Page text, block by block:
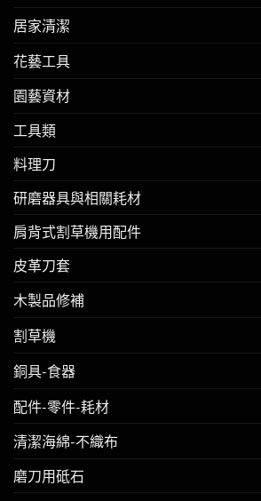
居家清潔
花藝工具
園藝資材
工具類
料理刀
研磨器具與相關耗材
肩背式割草機用配件
皮革刀套
木製品修補
割草機
銅具-食器
配件-零件-耗材
清潔海綿-不織布
磨刀用砥石